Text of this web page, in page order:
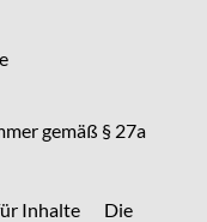
gemäß § 27a
Inhalte Die